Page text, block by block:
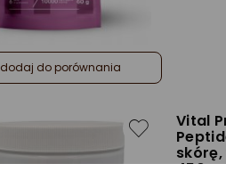
dodaj do porównania
Vital
450g